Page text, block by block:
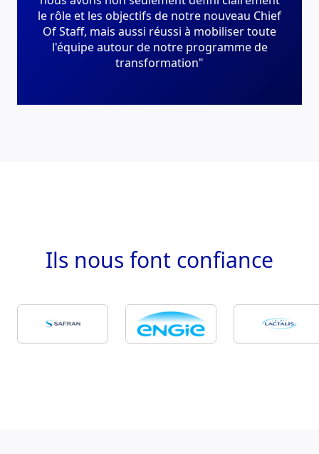
le rôle et les objectifs de notre nouveau Chief
Of Staff, mais aussi réussi à mobiliser toute
l'équipe autour de notre programme de
transformation"
Ils nous font confiance